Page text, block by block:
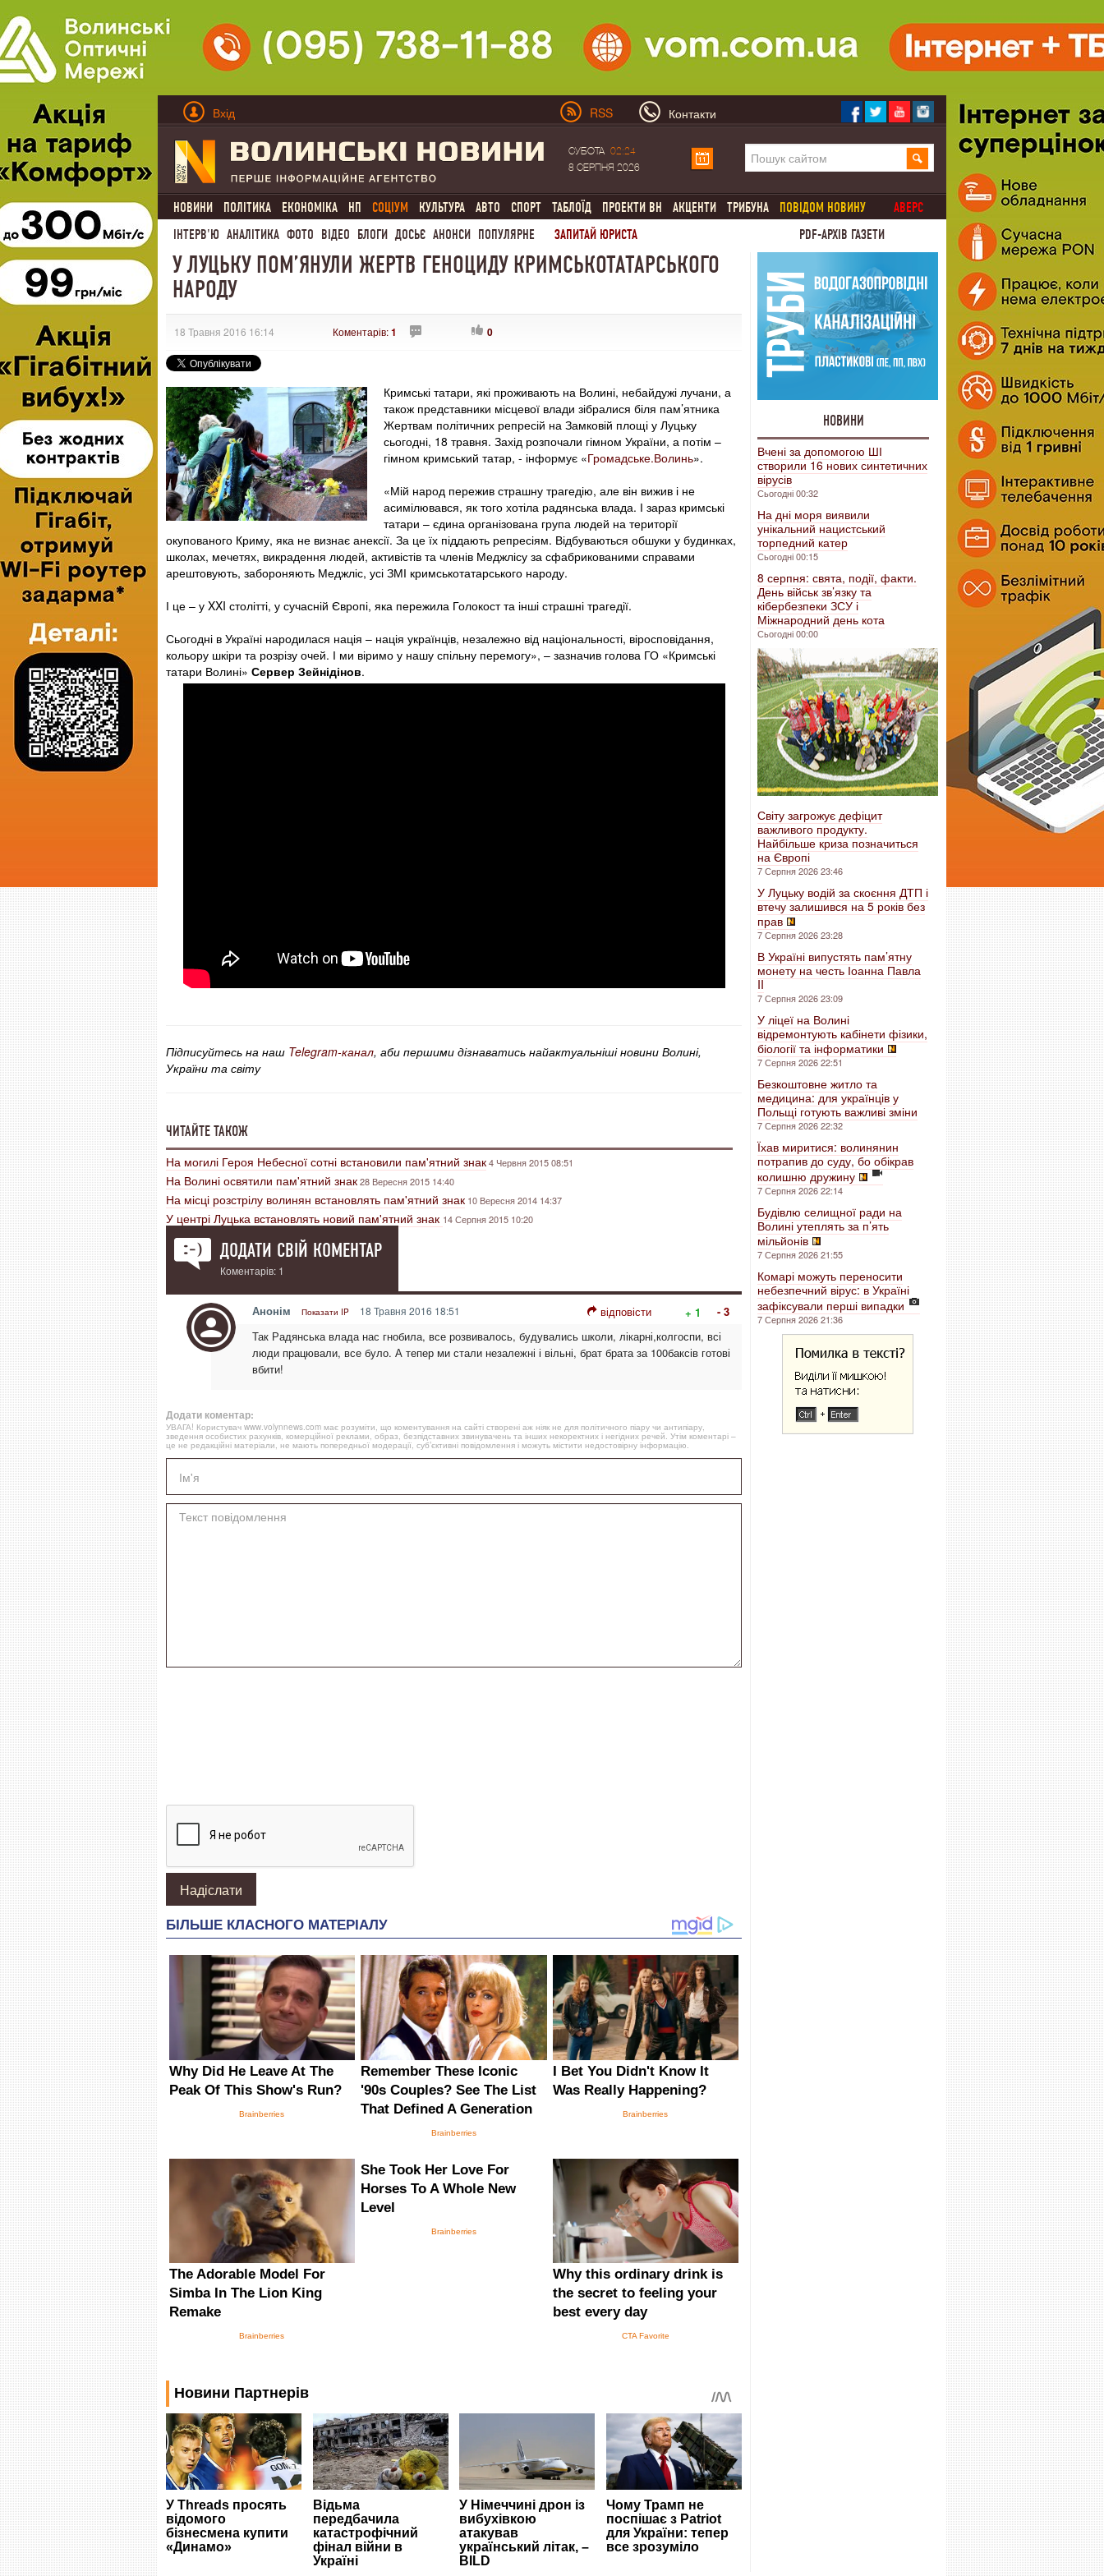
Вхід RSS Контакти
СУБОТА
02:24
8 СЕРПНЯ 2026
НОВИНИ ПОЛІТИКА ЕКОНОМІКА НП СОЦІУМ КУЛЬТУРА АВТО СПОРТ ТАБЛОЇД ПРОЕКТИ ВН АКЦЕНТИ ТРИБУНА ПОВІДОМ НОВИНУ
АВЕРС
ІНТЕРВ'Ю АНАЛІТИКА ФОТО ВІДЕО БЛОГИ ДОСЬЄ АНОНСИ ПОПУЛЯРНЕ ЗАПИТАЙ ЮРИСТА PDF-АРХІВ ГАЗЕТИ
У ЛУЦЬКУ ПОМ’ЯНУЛИ ЖЕРТВ ГЕНОЦИДУ КРИМСЬКОТАТАРСЬКОГО
НАРОДУ
18 Травня 2016 16:14 Коментарів:1 0
Кримські татари, які проживають на Волині, небайдужі лучани, а
також представники місцевої влади зібралися біля пам’ятника
Жертвам політичних репресій на Замковій площі у Луцьку
сьогодні, 18 травня. Захід розпочали гімном України, а потім –
гімном кримський татар, - інформує «Громадське.Волинь».
«Мій народ пережив страшну трагедію, але він вижив і не
асимілювався, як того хотіла радянська влада. І зараз кримські
татари – єдина організована група людей на території
окупованого Криму, яка не визнає анексії. За це їх піддають репресіям. Відбуваються обшуки у будинках,
школах, мечетях, викрадення людей, активістів та членів Меджлісу за сфабрикованими справами
арештовують, забороняють Меджліс, усі ЗМІ кримськотатарського народу.
І це – у XXI столітті, у сучасній Європі, яка пережила Голокост та інші страшні трагедії.
Сьогодні в Україні народилася нація – нація українців, незалежно від національності, віросповідання,
кольору шкіри та розрізу очей. І ми віримо у нашу спільну перемогу», – зазначив голова ГО «Кримські
татари Волині» Сервер Зейнідінов.
Підписуйтесь на наш Telegram-канал, аби першими дізнаватись найактуальніші новини Волині,
України та світу
ЧИТАЙТЕ ТАКОЖ
На могилі Героя Небесної сотні встановили пам'ятний знак4 Червня 2015 08:51
На Волині освятили пам'ятний знак28 Вересня 2015 14:40
На місці розстрілу волинян встановлять пам'ятний знак 10 Вересня 2014 14:37
У центрі Луцька встановлять новий пам'ятний знак 14 Серпня 2015 10:20
ДОДАТИ СВІЙ КОМЕНТАР
Коментарів: 1
Анонім Показати IP 18 Травня 2016 18:51 відповісти + 1
- 3
Так Радянська влада нас гнобила, все розвивалось, будувались школи, лікарні,колгоспи, всі
люди працювали, все було. А тепер ми стали незалежні і вільні, брат брата за 100баксів готові
вбити!
Додати коментар:
УВАГА! Користувач www.volynnews.com має розуміти, що коментування на сайті створені аж ніяк не для політичного піару чи антипіару,
зведення особистих рахунків, комерційної реклами, образ, безпідставних звинувачень та інших некоректних і негідних речей. Утім коментарі –
це не редакційні матеріали, не мають попередньої модерації, суб’єктивні повідомлення і можуть містити недостовірну інформацію.
НОВИНИ
Вчені за допомогою ШІ
створили 16 нових синтетичних
вірусів
Сьогодні 00:32
На дні моря виявили
унікальний нацистський
торпедний катер
Сьогодні 00:15
8 серпня: свята, події, факти.
День військ зв’язку та
кібербезпеки ЗСУ і
Міжнародний день кота
Сьогодні 00:00
Світу загрожує дефіцит
важливого продукту.
Найбільше криза позначиться
на Європі
7 Серпня 2026 23:46
У Луцьку водій за скоєння ДТП і
втечу залишився на 5 років без
прав
7 Серпня 2026 23:28
В Україні випустять пам’ятну
монету на честь Іоанна Павла
II
7 Серпня 2026 23:09
У ліцеї на Волині
відремонтують кабінети фізики,
біології та інформатики
7 Серпня 2026 22:51
Безкоштовне житло та
медицина: для українців у
Польщі готують важливі зміни
7 Серпня 2026 22:32
Їхав миритися: волинянин
потрапив до суду, бо обікрав
колишню дружину
7 Серпня 2026 22:14
Будівлю селищної ради на
Волині утеплять за п’ять
мільйонів
7 Серпня 2026 21:55
Комарі можуть переносити
небезпечний вірус: в Україні
зафіксували перші випадки
7 Серпня 2026 21:36